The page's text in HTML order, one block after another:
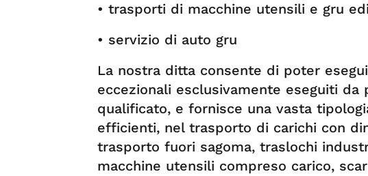
• trasporti di macchine utensili e gru
• servizio di auto gru
La nostra ditta consente di poter
eccezionali esclusivamente eseguiti da
qualificato, e fornisce una vasta
efficienti, nel trasporto di carichi con
trasporto fuori sagoma, traslochi
macchine utensili compreso carico,